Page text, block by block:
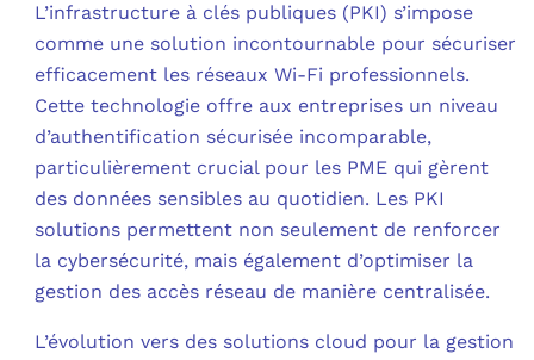
L’infrastructure à clés publiques (PKI) s’impose
comme une solution incontournable pour sécuriser
efficacement les réseaux Wi-Fi professionnels.
Cette technologie offre aux entreprises un niveau
d’authentification sécurisée incomparable,
particulièrement crucial pour les PME qui gèrent
des données sensibles au quotidien. Les PKI
solutions permettent non seulement de renforcer
la cybersécurité, mais également d’optimiser la
gestion des accès réseau de manière centralisée.
L’évolution vers des solutions cloud pour la gestion